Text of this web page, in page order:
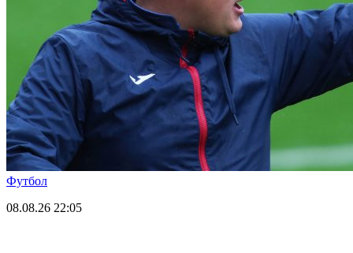
Футбол
08.08.26 22:05